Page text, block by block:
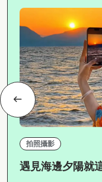
拍照攝影
遇見海邊夕陽就